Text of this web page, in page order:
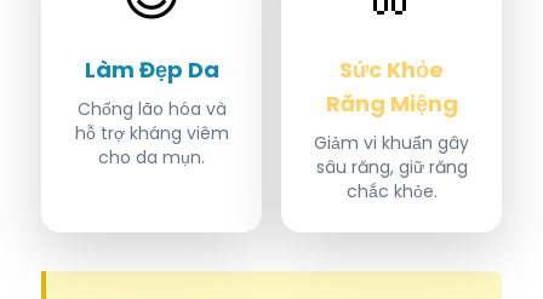
Làm Đẹp Da
Chống lão hóa và
hỗ trợ kháng viêm
cho da mụn.
Sức Khỏe
Răng Miệng
Giảm vi khuẩn gây
sâu răng, giữ răng
chắc khỏe.